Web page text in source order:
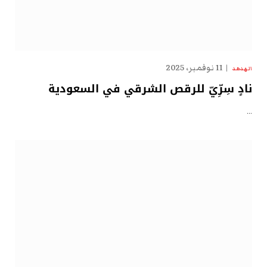
الهدهد 11 نوفمبر، 2025
نادٍ سِرِّيّ للرقص الشرقي في السعودية
…